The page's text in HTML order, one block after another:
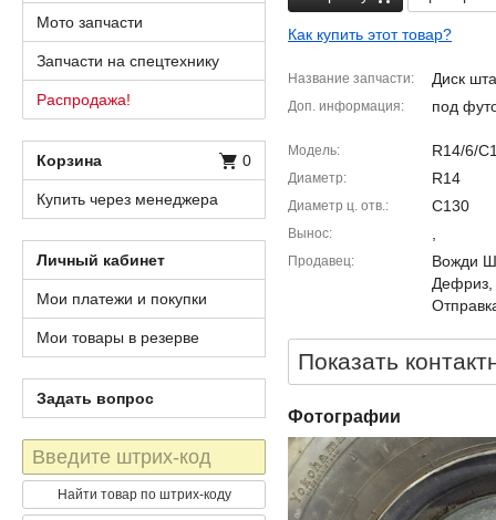
Как купить этот товар?
Название запчасти Диск
Доп. информация под
Модель R14/6/
Диаметр R14
Диаметр ц. отв. C130
Вынос
Продавец
Вожди
Дефриз,
Показать
Фотографии
Мото запчасти
Запчасти на спецтехнику
Распродажа!
Корзина 0
Купить через менеджера
Личный кабинет
Мои платежи и покупки
Мои товары в резерве
Задать вопрос
Штрих-
код
Найти товар по штрих-коду